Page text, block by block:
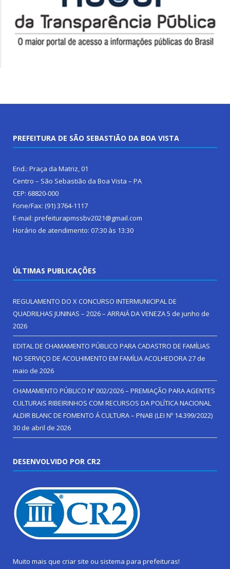
PREFEITURA DE SÃO SEBASTIÃO DA BOA VISTA
End.: Praça da Matriz, 01
Centro – São Sebastião da Boa Vista – PA
CEP: 68820-000
Fone/Fax: (91) 3764-1117
E-mail: prefeiturapmssbv2021@gmail.com
Horário de atendimento: 07:30 às 13:30
ÚLTIMAS PUBLICAÇÕES
REGULAMENTO DO X CONCURSO INTERMUNICIPAL DE
QUADRILHAS JUNINAS – 2026 – ARRAIÁ DA VENEZA5 de junho de
2026
EDITAL DE CHAMAMENTO PÚBLICO PARA CADASTRO DE FAMÍLIAS
NO SERVIÇO DE ACOLHIMENTO EM FAMÍLIA ACOLHEDORA27 de
maio de 2026
CHAMAMENTO PÚBLICO Nº 002/2026 – PREMIAÇÃO PARA AGENTES
CULTURAIS RIBEIRINHOS COM RECURSOS DA POLÍTICA NACIONAL
ALDIR BLANC DE FOMENTO Á CULTURA – PNAB (LEI Nº 14.399/2022)
30 de abril de 2026
DESENVOLVIDO POR CR2
Muito mais que criar site ou sistema para prefeituras!